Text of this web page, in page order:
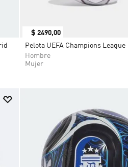
$ 2490,00
Pelota UEFA Champions League
Hombre
Mujer